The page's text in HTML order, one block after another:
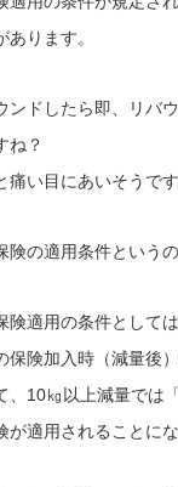
ります。
ンドしたら即、リバ
ね？
い目にあいそうです
険の適用条件という
険適用の条件として
保険加入時（減量後
、10㎏以上減量では
が適用されることにな